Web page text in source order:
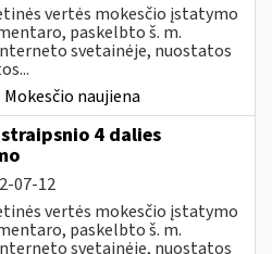
vertės mokesčio įstatymo
paskelbto š. m.
svetainėje, nuostatos
Mokesčio naujiena
4 dalies
07-12
vertės mokesčio įstatymo
paskelbto š. m.
svetainėje, nuostatos